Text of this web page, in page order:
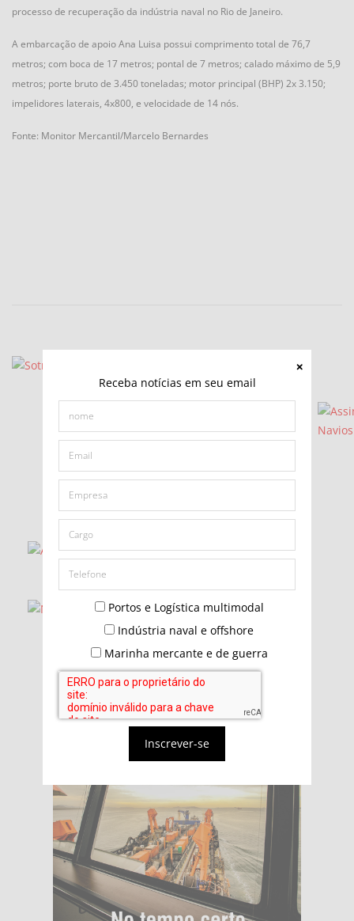
Receba notícias em seu email
Portos e Logística multimodal
Indústria naval e offshore
Marinha mercante e de guerra
Inscrever-se
processo de recuperação da indústria naval no Rio de Janeiro.
A embarcação de apoio Ana Luisa possui comprimento total de 76,7
metros; com boca de 17 metros; pontal de 7 metros; calado máximo de 5,9
metros; porte bruto de 3.450 toneladas; motor principal (BHP) 2x 3.150;
impelidores laterais, 4x800, e velocidade de 14 nós.
Fonte: Monitor Mercantil/Marcelo Bernardes